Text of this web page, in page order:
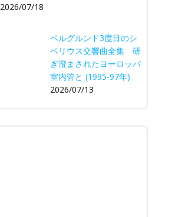
2026/07/18
ベルグルンド3度目のシ
ベリウス交響曲全集 研
ぎ澄まされたヨーロッパ
室内管と (1995-97年)
2026/07/13